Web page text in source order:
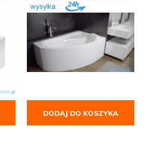
DODAJ DO KOSZYKA